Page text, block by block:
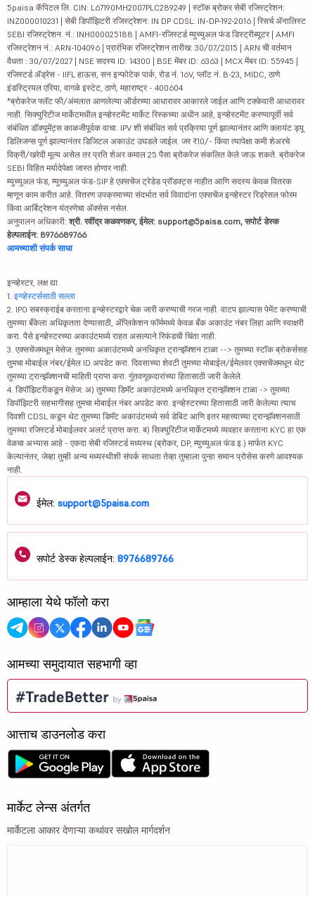
5paisa कॅपिटल लि. CIN: L67190MH2007PLC289249 | स्टॉक ब्रोकर सेबी रजिस्ट्रेशन:
INZ000010231 | सेबी डिपॉझिटरी रजिस्ट्रेशन: IN DP CDSL: IN-DP-192-2016 | रिसर्च ॲनालिस्ट
SEBI रजिस्ट्रेशन. नं.: INH000025188 | AMFI-रजिस्टर्ड म्युच्युअल फंड डिस्ट्रीब्यूटर | AMFI
रजिस्ट्रेशन नं.: ARN-104096 | प्रारंभिक रजिस्ट्रेशन तारीख: 30/07/2015 | ARN ची वर्तमान
वैधता : 30/07/2027 | NSE सदस्य ID: 14300 | BSE मेंबर ID: 6363 | MCX मेंबर ID: 55945 |
रजिस्टर्ड ॲड्रेस - IIFL हाऊस, सन इन्फोटेक पार्क, रोड नं. 16V, प्लॉट नं. B-23, MIDC, ठाणे
इंडस्ट्रियल एरिया, वागळे इस्टेट, ठाणे, महाराष्ट्र - 400604
*ब्रोकरेज फ्लॅट फी/अंमलात आणलेल्या ऑर्डरच्या आधारावर आकारले जाईल आणि टक्केवारी आधारावर
नाही. सिक्युरिटीज मार्केटमधील इन्व्हेस्टमेंट मार्केट रिस्कच्या अधीन आहे, इन्व्हेस्टमेंट करण्यापूर्वी सर्व
संबंधित डॉक्युमेंट्स काळजीपूर्वक वाचा. IPV शी संबंधित सर्व प्रक्रिया पूर्ण झाल्यानंतर आणि क्लायंट ड्यू
डिलिजन्स पूर्ण झाल्यानंतर डिजिटल अकाउंट उघडले जाईल. जर ₹10/- किंवा त्यापेक्षा कमी शेअरचे
विक्री/खरेदी मूल्य असेल तर प्रति शेअर कमाल 25 पैसा ब्रोकरेज संकलित केले जाऊ शकते. ब्रोकरेज
SEBI विहित मर्यादेपेक्षा जास्त होणार नाही.
म्युच्युअल फंड, म्युच्युअल फंड-SIP हे एक्सचेंज ट्रेडेड प्रॉडक्ट्स नाहीत आणि सदस्य केवळ वितरक
म्हणून काम करीत आहे. वितरण उपक्रमाच्या संदर्भात सर्व विवादांना एक्सचेंज इन्व्हेस्टर रिड्रेसल फोरम
किंवा आर्बिट्रेशन यंत्रणेचा ॲक्सेस नसेल.
अनुपालन अधिकारी: श्री. रवींद्र कळवणकर, ईमेल: support@5paisa.com, सपोर्ट डेस्क
हेल्पलाईन: 8976689766
आमच्याशी संपर्क साधा
इन्व्हेस्टर, लक्ष द्या
1. इन्व्हेस्टर्ससाठी सल्ला
2. IPO सबस्क्राईब करताना इन्व्हेस्टरद्वारे चेक जारी करण्याची गरज नाही. वाटप झाल्यास पेमेंट करण्याची
तुमच्या बँकेला अधिकृतता देण्यासाठी, ॲप्लिकेशन फॉर्ममध्ये केवळ बँक अकाउंट नंबर लिहा आणि स्वाक्षरी
करा. पैसे इन्व्हेस्टरच्या अकाउंटमध्ये राहत असल्याने रिफंडची चिंता नाही.
3. एक्सचेंजमधून मेसेज: तुमच्या अकाउंटमध्ये अनधिकृत ट्रान्झॅक्शन टाळा --> तुमच्या स्टॉक ब्रोकर्ससह
तुमचा मोबाईल नंबर/ईमेल ID अपडेट करा. दिवसाच्या शेवटी तुमच्या मोबाईल/ईमेलवर एक्सचेंजमधून थेट
तुमच्या ट्रान्झॅक्शनची माहिती प्राप्त करा. गुंतवणूकदारांच्या हितासाठी जारी केलेले.
4. डिपॉझिटरीकडून मेसेज: अ) तुमच्या डिमॅट अकाउंटमध्ये अनधिकृत ट्रान्झॅक्शन टाळा -> तुमच्या
डिपॉझिटरी सहभागीसह तुमचा मोबाईल नंबर अपडेट करा. इन्व्हेस्टरच्या हितासाठी जारी केलेल्या त्याच
दिवशी CDSL कडून थेट तुमच्या डिमॅट अकाउंटमध्ये सर्व डेबिट आणि इतर महत्त्वाच्या ट्रान्झॅक्शनसाठी
तुमच्या रजिस्टर्ड मोबाईलवर अलर्ट प्राप्त करा. ब) सिक्युरिटीज मार्केटमध्ये व्यवहार करताना KYC हा एक
वेळचा अभ्यास आहे - एकदा सेबी रजिस्टर्ड मध्यस्थ (ब्रोकर, DP, म्युच्युअल फंड इ.) मार्फत KYC
केल्यानंतर, जेव्हा तुम्ही अन्य मध्यस्थीशी संपर्क साधता तेव्हा तुम्हाला पुन्हा समान प्रोसेस करणे आवश्यक
नाही.
ईमेल: support@5paisa.com
सपोर्ट डेस्क हेल्पलाईन: 8976689766
आम्हाला येथे फॉलो करा
आमच्या समुदायात सहभागी व्हा
आत्ताच डाउनलोड करा
मार्केट लेन्स अंतर्गत
मार्केटला आकार देणाऱ्या कथांवर सखोल मार्गदर्शन